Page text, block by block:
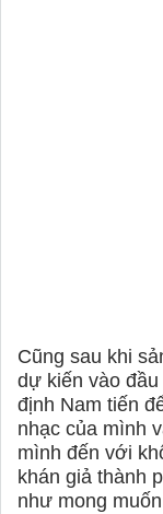
Cũng sau khi
dự kiến vào
định Nam tiến
nhạc của mình
mình đến với
khán giả thành
như mong